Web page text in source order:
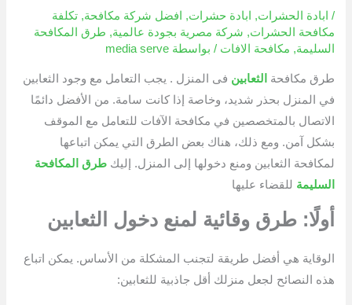
/ ابادة الحشرات, ابادة حشرات, افضل شركة مكافحة,تكلفة
مكافحة الحشرات, شركة مصرية بجودة عالمية, طرق المكافحة
السليمة, مكافحة الافات / بواسطة media serve
طرق مكافحة الثعابين فى المنزل . يجب التعامل مع وجود الثعابين
في المنزل بحذر شديد، وخاصة إذا كانت سامة. من الأفضل دائمًا
الاتصال بالمتخصصين في مكافحة الآفات للتعامل مع الموقف
بشكل آمن. ومع ذلك، هناك بعض الطرق التي يمكن اتباعها
لمكافحة الثعابين ومنع دخولها إلى المنزل. إليكطرق المكافحة
السليمة للقضاء عليها
أولًا: طرق وقائية لمنع دخول الثعابين
الوقاية هي أفضل طريقة لتجنب المشكلة من الأساس. يمكن اتباع
هذه النصائح لجعل منزلك أقل جاذبية للثعابين: